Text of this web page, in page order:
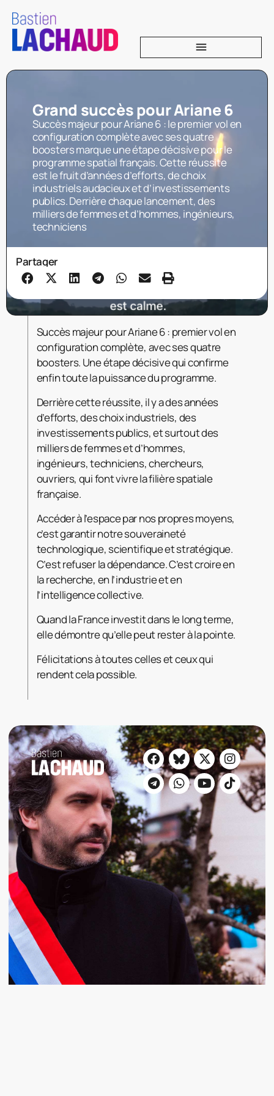
Grand succès pour Ariane 6
Succès majeur pour Ariane 6 : le premier vol en
configuration complète avec ses quatre
boosters marque une étape décisive pour le
programme spatial français. Cette réussite
est le fruit d’années d’efforts, de choix
industriels audacieux et d’investissements
publics. Derrière chaque lancement, des
milliers de femmes et d’hommes, ingénieurs,
techniciens
Partager
Succès majeur pour Ariane 6 : premier vol en
configuration complète, avec ses quatre
boosters. Une étape décisive qui confirme
enfin toute la puissance du programme.
Derrière cette réussite, il y a des années
d’efforts, des choix industriels, des
investissements publics, et surtout des
milliers de femmes et d’hommes,
ingénieurs, techniciens, chercheurs,
ouvriers, qui font vivre la filière spatiale
française.
Accéder à l’espace par nos propres moyens,
c’est garantir notre souveraineté
technologique, scientifique et stratégique.
C’est refuser la dépendance. C’est croire en
la recherche, en l’industrie et en
l’intelligence collective.
Quand la France investit dans le long terme,
elle démontre qu’elle peut rester à la pointe.
Félicitations à toutes celles et ceux qui
rendent cela possible.